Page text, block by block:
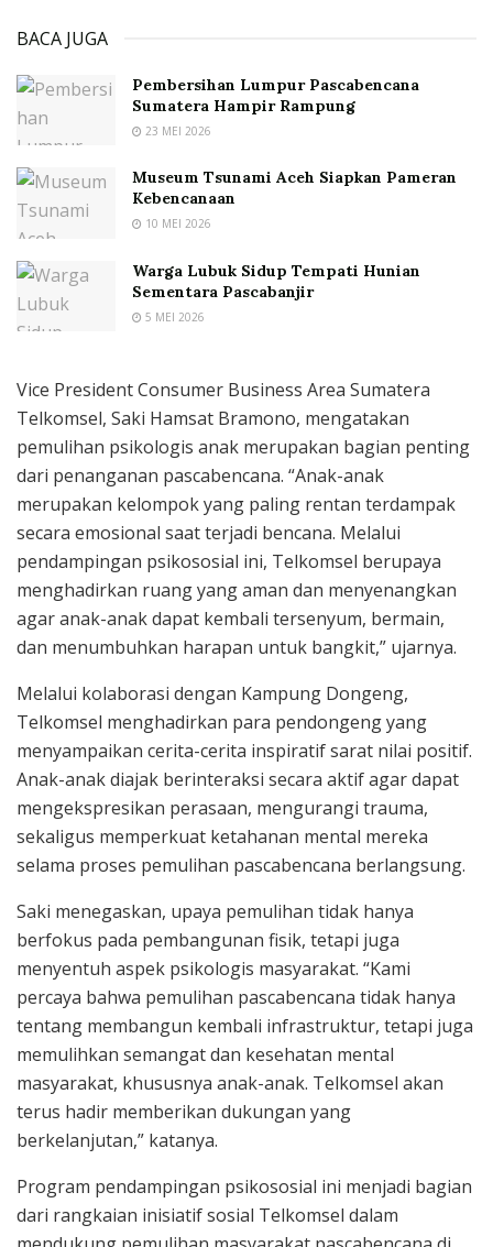
BACA JUGA
Pembersihan Lumpur Pascabencana
Sumatera Hampir Rampung
23 MEI 2026
Museum Tsunami Aceh Siapkan Pameran
Kebencanaan
10 MEI 2026
Warga Lubuk Sidup Tempati Hunian
Sementara Pascabanjir
5 MEI 2026
Vice President Consumer Business Area Sumatera
Telkomsel, Saki Hamsat Bramono, mengatakan
pemulihan psikologis anak merupakan bagian penting
dari penanganan pascabencana. “Anak-anak
merupakan kelompok yang paling rentan terdampak
secara emosional saat terjadi bencana. Melalui
pendampingan psikososial ini, Telkomsel berupaya
menghadirkan ruang yang aman dan menyenangkan
agar anak-anak dapat kembali tersenyum, bermain,
dan menumbuhkan harapan untuk bangkit,” ujarnya.
Melalui kolaborasi dengan Kampung Dongeng,
Telkomsel menghadirkan para pendongeng yang
menyampaikan cerita-cerita inspiratif sarat nilai positif.
Anak-anak diajak berinteraksi secara aktif agar dapat
mengekspresikan perasaan, mengurangi trauma,
sekaligus memperkuat ketahanan mental mereka
selama proses pemulihan pascabencana berlangsung.
Saki menegaskan, upaya pemulihan tidak hanya
berfokus pada pembangunan fisik, tetapi juga
menyentuh aspek psikologis masyarakat. “Kami
percaya bahwa pemulihan pascabencana tidak hanya
tentang membangun kembali infrastruktur, tetapi juga
memulihkan semangat dan kesehatan mental
masyarakat, khususnya anak-anak. Telkomsel akan
terus hadir memberikan dukungan yang
berkelanjutan,” katanya.
Program pendampingan psikososial ini menjadi bagian
dari rangkaian inisiatif sosial Telkomsel dalam